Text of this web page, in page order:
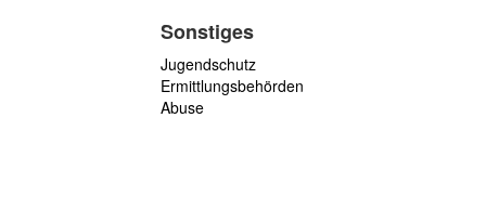
Sonstiges
Jugendschutz
Ermittlungsbehörden
Abuse